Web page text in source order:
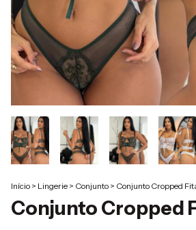
Início > Lingerie > Conjunto > Conjunto Cropped
Conjunto Cropped